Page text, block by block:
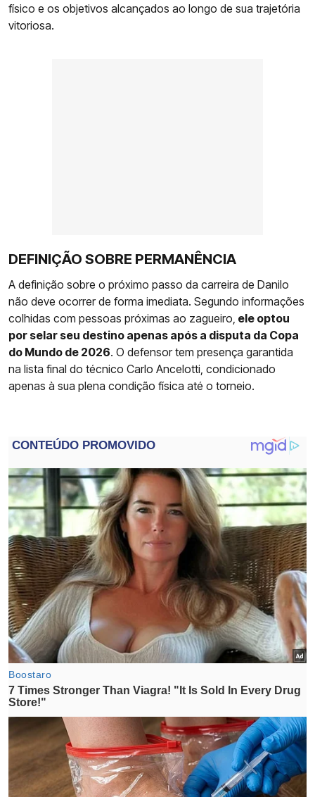
físico e os objetivos alcançados ao longo de sua trajetória
vitoriosa.
DEFINIÇÃO SOBRE PERMANÊNCIA
A definição sobre o próximo passo da carreira de Danilo
não deve ocorrer de forma imediata. Segundo informações
colhidas com pessoas próximas ao zagueiro, ele optou
por selar seu destino apenas após a disputa da Copa
do Mundo de 2026. O defensor tem presença garantida
na lista final do técnico Carlo Ancelotti, condicionado
apenas à sua plena condição física até o torneio.